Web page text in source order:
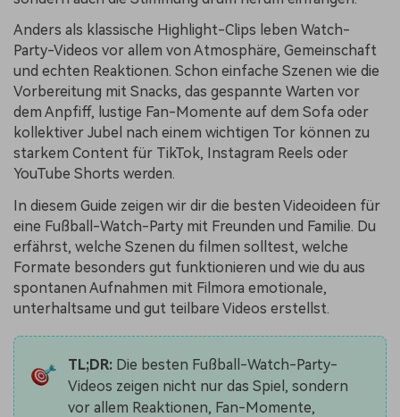
Anders als klassische Highlight-Clips leben Watch-
Party-Videos vor allem von Atmosphäre, Gemeinschaft
und echten Reaktionen. Schon einfache Szenen wie die
Vorbereitung mit Snacks, das gespannte Warten vor
dem Anpfiff, lustige Fan-Momente auf dem Sofa oder
kollektiver Jubel nach einem wichtigen Tor können zu
starkem Content für TikTok, Instagram Reels oder
YouTube Shorts werden.
In diesem Guide zeigen wir dir die besten Videoideen für
eine Fußball-Watch-Party mit Freunden und Familie. Du
erfährst, welche Szenen du filmen solltest, welche
Formate besonders gut funktionieren und wie du aus
spontanen Aufnahmen mit Filmora emotionale,
unterhaltsame und gut teilbare Videos erstellst.
TL;DR:Die besten Fußball-Watch-Party-
Videos zeigen nicht nur das Spiel, sondern
vor allem Reaktionen, Fan-Momente,